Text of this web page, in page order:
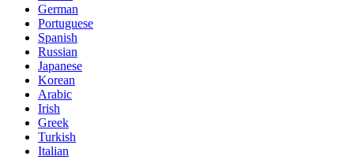
Portuguese
Spanish
Russian
Japanese
Korean
Arabic
Irish
Greek
Turkish
Italian
Danish